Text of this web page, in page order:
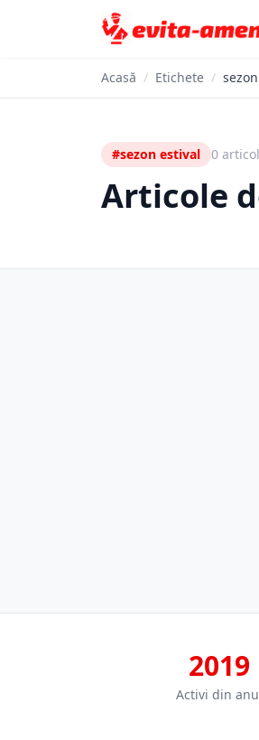
Acasă / Etichete /
#sezon estival 0
Articole
2019
Activi din